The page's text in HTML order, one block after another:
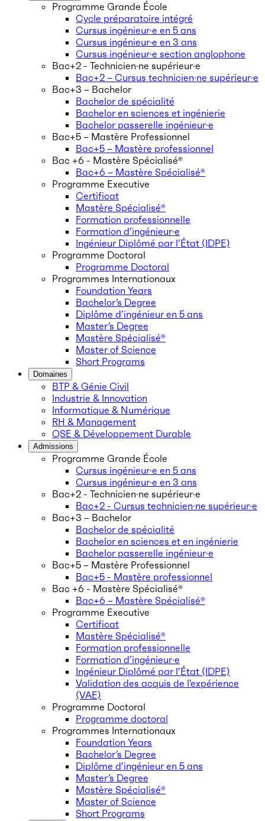
Programme Grande École
Cycle préparatoire intégré
Cursus ingénieur·e en 5 ans
Cursus ingénieur·e en 3 ans
Cursus ingénieur·e section anglophone
Bac+2 - Technicien·ne supérieur·e
Bac+2 – Cursus technicien·ne supérieur·e
Bac+3 – Bachelor
Bachelor de spécialité
Bachelor en sciences et ingénierie
Bachelor passerelle ingénieur·e
Bac+5 – Mastère Professionnel
Bac+5 – Mastère professionnel
Bac +6 - Mastère Spécialisé®
Bac+6 – Mastère Spécialisé®
Programme Executive
Certificat
Mastère Spécialisé®
Formation professionnelle
Formation d’ingénieur·e
Ingénieur Diplômé par l’État (IDPE)
Programme Doctoral
Programme Doctoral
Programmes Internationaux
Foundation Years
Bachelor’s Degree
Diplôme d’ingénieur en 5 ans
Master’s Degree
Mastère Spécialisé®
Master of Science
Short Programs
Domaines
BTP & Génie Civil
Industrie & Innovation
Informatique & Numérique
RH & Management
QSE & Développement Durable
Admissions
Programme Grande École
Cursus ingénieur·e en 5 ans
Cursus ingénieur·e en 3 ans
Bac+2 - Technicien·ne supérieur·e
Bac+2 - Cursus technicien·ne supérieur·e
Bac+3 – Bachelor
Bachelor de spécialité
Bachelor en sciences et en ingénierie
Bachelor passerelle ingénieur·e
Bac+5 – Mastère Professionnel
Bac+5 - Mastère professionnel
Bac +6 - Mastère Spécialisé®
Bac+6 – Mastère Spécialisé®
Programme Executive
Certificat
Mastère Spécialisé®
Formation professionnelle
Formation d’ingénieur·e
Ingénieur Diplômé par l’État (IDPE)
Validation des acquis de l’expérience
(VAE)
Programme Doctoral
Programme doctoral
Programmes Internationaux
Foundation Years
Bachelor’s Degree
Diplôme d’ingénieur en 5 ans
Master’s Degree
Mastère Spécialisé®
Master of Science
Short Programs